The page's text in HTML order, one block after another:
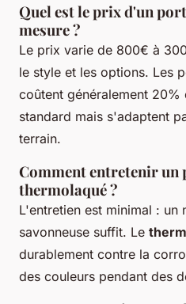
Quel est le prix d'un
mesure ?
Le prix varie de 800€ à
le style et les options. Les
coûtent généralement
standard mais s'adaptent
terrain.
Comment entretenir
thermolaqué ?
L'entretien est minimal : un
savonneuse suffit. Le
durablement contre la
des couleurs pendant des